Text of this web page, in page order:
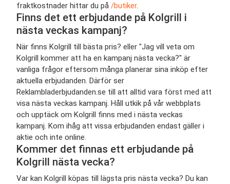
fraktkostnader hittar du på /butiker.
Finns det ett erbjudande på Kolgrill i
nästa veckas kampanj?
När finns Kolgrill till bästa pris? eller "Jag vill veta om
Kolgrill kommer att ha en kampanj nästa vecka?" är
vanliga frågor eftersom många planerar sina inköp efter
aktuella erbjudanden. Därför ser
Reklambladerbjudanden.se till att alltid vara först med att
visa nästa veckas kampanj. Håll utkik på vår webbplats
och upptäck om Kolgrill finns med i nästa veckas
kampanj. Kom ihåg att vissa erbjudanden endast gäller i
aktie och inte online.
Kommer det finnas ett erbjudande på
Kolgrill nästa vecka?
Var kan Kolgrill köpas till lägsta pris nästa vecka? Du kan